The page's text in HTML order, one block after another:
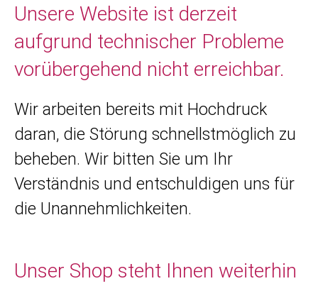
Unsere Website ist derzeit
aufgrund technischer Probleme
vorübergehend nicht erreichbar.
Wir arbeiten bereits mit Hochdruck
daran, die Störung schnellstmöglich zu
beheben. Wir bitten Sie um Ihr
Verständnis und entschuldigen uns für
die Unannehmlichkeiten.
Unser Shop steht Ihnen weiterhin